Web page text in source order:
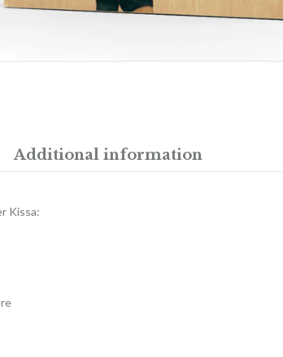
Additional information
Kissa: